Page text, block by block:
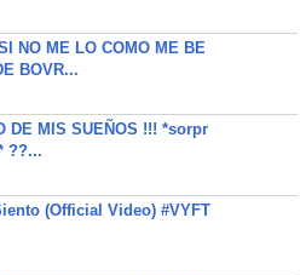
NO ME LO COMO ME BE
BOVR...
DE MIS SUEÑOS !!! *sorpr
??...
(Official Video) #VYFT